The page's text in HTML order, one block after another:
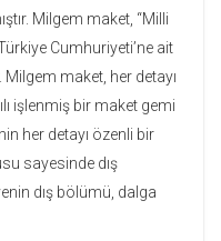
Milgem maket, “Milli
Cumhuriyeti’ne ait
maket, her detayı
işlenmiş bir maket gemi
her detayı özenli bir
sayesinde dış
dış bölümü, dalga